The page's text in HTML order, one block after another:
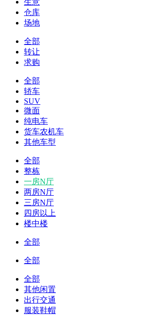
生意
仓库
场地
全部
转让
求购
全部
轿车
SUV
微面
纯电车
货车农机车
其他车型
全部
整栋
一房N厅
两房N厅
三房N厅
四房以上
楼中楼
全部
全部
全部
其他闲置
出行交通
服装鞋帽